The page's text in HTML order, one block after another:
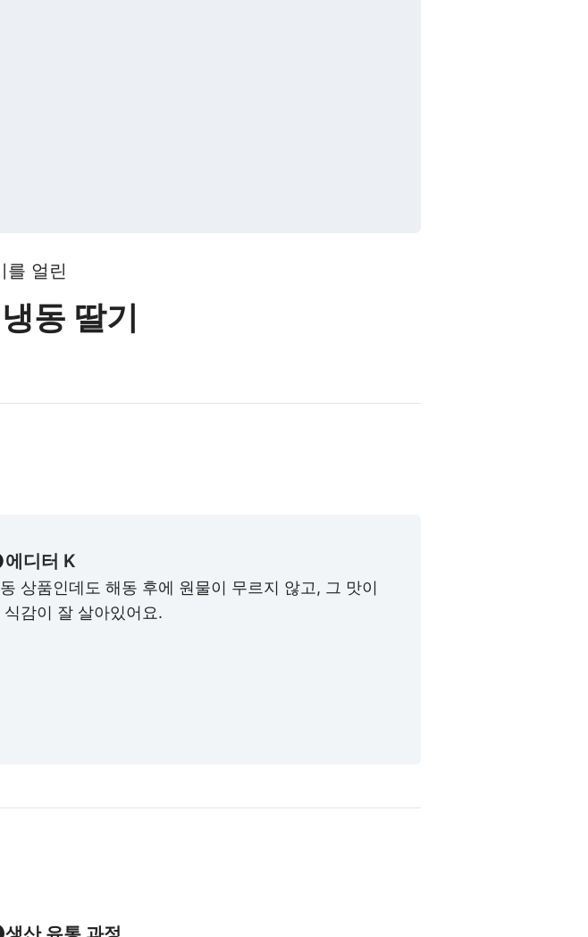
를 얼린
동 딸기
에디터 K
상품인데도 해동 후에 원물이 무르지 않고, 그 맛이
식감이 잘 살아있어요.